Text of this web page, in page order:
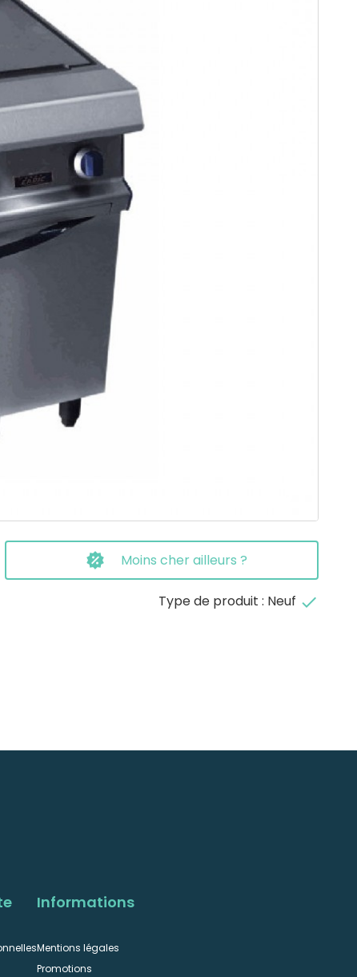
Moins cher ailleurs ?
Type de produit : Neuf done
Informations
Mentions légales
Promotions